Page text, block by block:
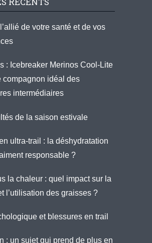
de votre santé et de vos
: Icebreaker Merinos Cool-Lite
compagnon idéal des
intermédiaires
de la saison estivale
ultra-trail : la déshydratation
responsable ?
la chaleur : quel impact sur la
l’utilisation des graisses ?
et blessures en trail
: un sujet qui prend de plus en